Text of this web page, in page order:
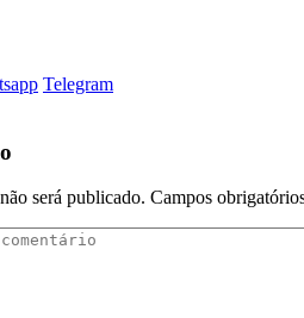
Telegram
será publicado. Campos